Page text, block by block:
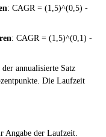
: CAGR = (1,5)^(0,5) -
: CAGR = (1,5)^(0,1) -
annualisierte Satz
Die Laufzeit
Angabe der Laufzeit.